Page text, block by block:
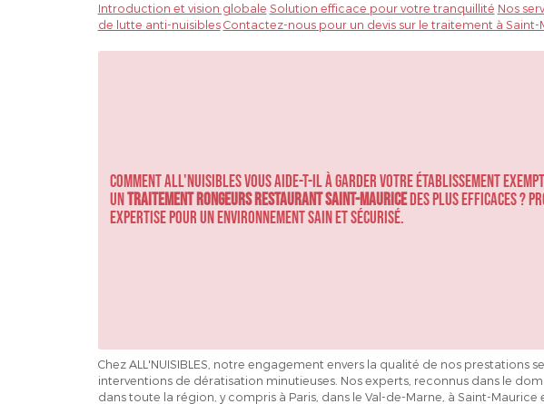
Introduction et vision globale Solution efficace pour votre tranquillité Nos
de lutte anti-nuisibles Contactez-nous pour un devis sur le traitement à Saint-
Comment ALL'NUISIBLES vous aide-t-il à garder votre établissement
unTraitement rongeurs restaurant saint-mauricedes plus efficaces ?
expertise pour un environnement sain et sécurisé.
Chez ALL'NUISIBLES, notre engagement envers la qualité de nos prestations
interventions de dératisation minutieuses. Nos experts, reconnus dans le
dans toute la région, y compris à Paris, dans le Val-de-Marne, à Saint-Maurice